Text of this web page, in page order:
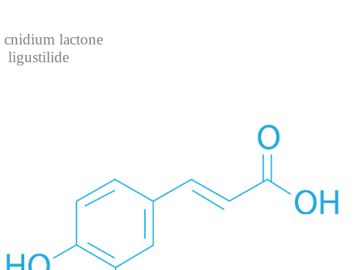
cnidium lactone
ligustilide